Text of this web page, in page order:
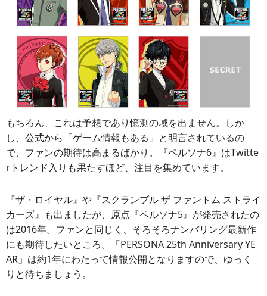
もちろん、これは予想であり憶測の域を出ません。しか
し、公式から「ゲーム情報もある」と明言されているの
で、ファンの期待は高まるばかり。『ペルソナ6』はTwitte
rトレンド入りも果たすほど、注目を集めています。
『ザ・ロイヤル』や『スクランブル ザ ファントム ストライ
カーズ』も出ましたが、原点『ペルソナ5』が発売されたの
は2016年。ファンと同じく、そろそろナンバリング最新作
にも期待したいところ。「PERSONA 25th Anniversary YE
AR」は約1年にわたって情報公開となりますので、ゆっく
りと待ちましょう。